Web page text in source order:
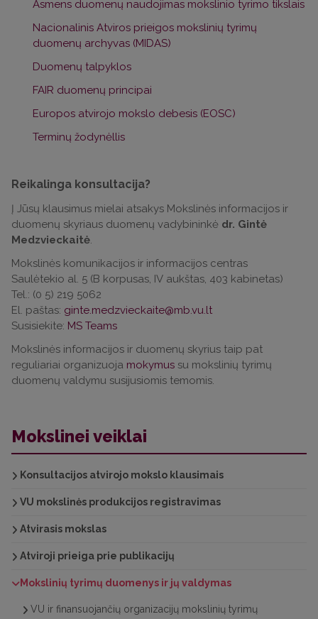
Mokslinių tyrimų duomenų gyvavimo ciklas
Pastaruoju metu nemažai mokslinius tyrimus
finansuojančių programų (pvz. Europos Horizontas)
yra nustačiusios tam tikrus
finansuojamų tyrimų duomenų valdymui, kuriais
remiantis tyrimo metu sukurti duomenys turėtų būti
atveriami, jei nėra tam kliudančių teisinių veiksnių ar
sutartinių įsipareigojimų.
VU mokslininkai turėtų vadovautisVilniaus universiteto
2016 m. spalio 18 d.).
Lenkijos Nacionalinio mokslo centro (NCN) parengtas
nuotolinis kursasResearch Data Management:
Introductory Course
Edinburgo universiteto nuotolinis kursas
Europos socialinių mokslų duomenų archyvo
Asmens duomenų naudojimas mokslinio tyrimo tikslais
Nacionalinis Atviros prieigos mokslinių tyrimų
duomenų archyvas (MIDAS)
Duomenų talpyklos
FAIR duomenų principai
Europos atvirojo mokslo debesis (EOSC)
Terminų žodynėllis
Reikalinga konsultacija?
Į Jūsų klausimus mielai atsakys Mokslinės informacijos ir
duomenų skyriaus duomenų vadybininkė dr. Gintė
Medzvieckaitė.
Mokslinės komunikacijos ir informacijos centras
Saulėtekio al. 5 (B korpusas, IV aukštas, 403 kabinetas)
Tel.: (0 5) 219 5062
El. paštas: ginte.medzvieckaite@mb.vu.lt
Susisiekite: MS Teams
Mokslinės informacijos ir duomenų skyrius taip pat
reguliariai organizuoja mokymus su mokslinių tyrimų
duomenų valdymu susijusiomis temomis.
Mokslinei veiklai
Konsultacijos atvirojo mokslo klausimais
VU mokslinės produkcijos registravimas
Atvirasis mokslas
Atviroji prieiga prie publikacijų
Mokslinių tyrimų duomenys ir jų valdymas
VU ir finansuojančių organizacijų mokslinių tyrimų